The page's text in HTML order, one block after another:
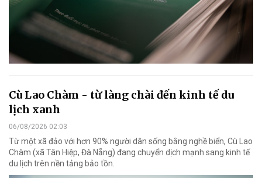
Cù Lao Chàm - từ làng chài đến kinh tế du
lịch xanh
06/08/2026 02:03
Từ một xã đảo với hơn 90% người dân sống bằng nghề biển, Cù Lao
Chàm (xã Tân Hiệp, Đà Nẵng) đang chuyển dịch mạnh sang kinh tế
du lịch trên nền tảng bảo tồn.